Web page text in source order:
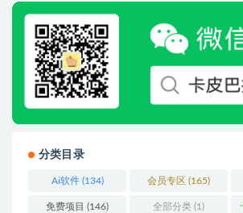
分类目录
Ai软件(134) 会员专区 (165)
免费项目 (146) 全部分类 (1)